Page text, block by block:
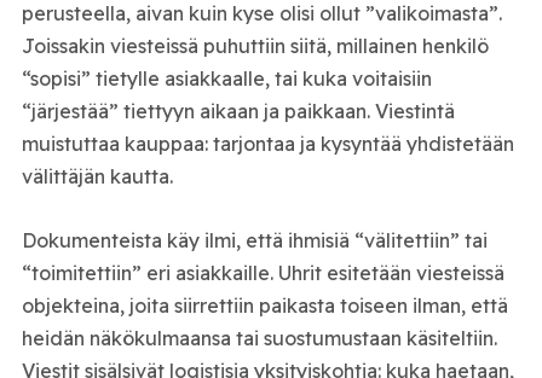
perusteella, aivan kuin kyse olisi ollut ”valikoimasta”.
Joissakin viesteissä puhuttiin siitä, millainen henkilö
“sopisi” tietylle asiakkaalle, tai kuka voitaisiin
“järjestää” tiettyyn aikaan ja paikkaan. Viestintä
muistuttaa kauppaa: tarjontaa ja kysyntää yhdistetään
välittäjän kautta.
Dokumenteista käy ilmi, että ihmisiä “välitettiin” tai
“toimitettiin” eri asiakkaille. Uhrit esitetään viesteissä
objekteina, joita siirrettiin paikasta toiseen ilman, että
heidän näkökulmaansa tai suostumustaan käsiteltiin.
Viestit sisälsivät logistisia yksityiskohtia: kuka haetaan,